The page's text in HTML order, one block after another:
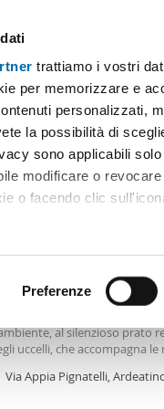
trattiamo i vostri
per memorizzare e
personalizzati,
la possibilità di
sono applicabili
modificare o
o facendo clic
elaborati i tuoi
o ritirare il tuo
personalizzare
Preferenze
Prezzo
cinecittà Roma
arredato
al silenzioso prato
uccelli, che accompagna
di unacamerada letto
Via Appia Pignatelli,